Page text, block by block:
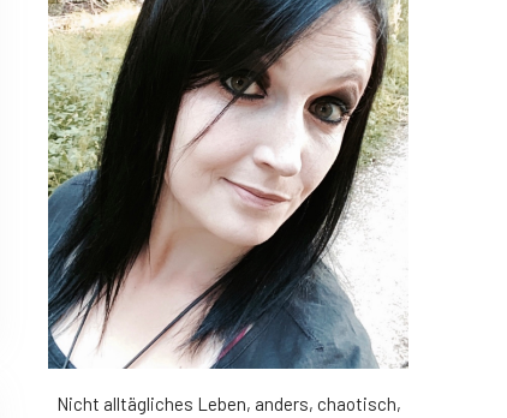
Nicht alltägliches Leben, anders, chaotisch,